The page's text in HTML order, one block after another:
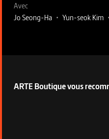
Avec
Jo Seong-Ha • Yun-seok Kim •
ARTE Boutique vous